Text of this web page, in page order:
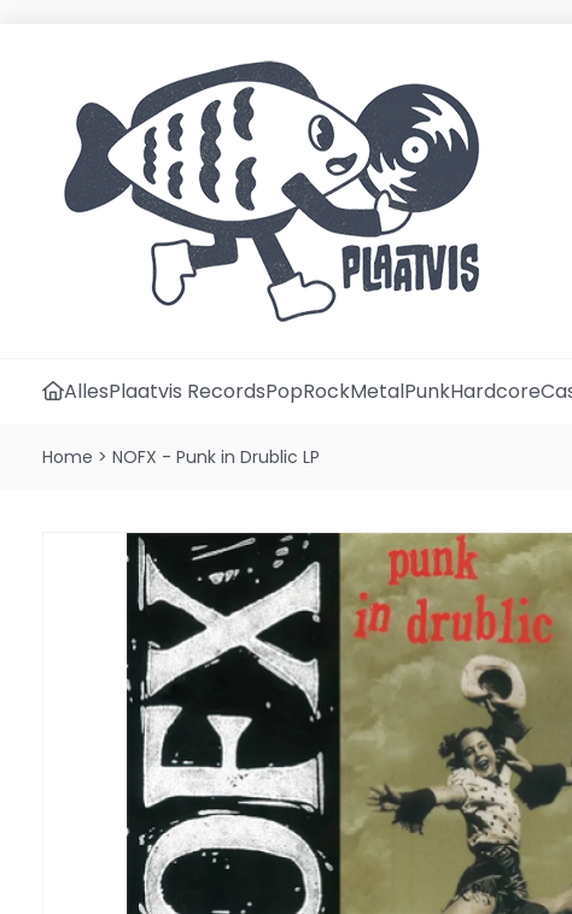
AllesPlaatvis RecordsPopRockMetalPunkHardcore
Home > NOFX - Punk in Drublic LP